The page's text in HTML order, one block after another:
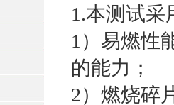
1.本测试采
1）易燃性
的能力；
2）燃烧碎